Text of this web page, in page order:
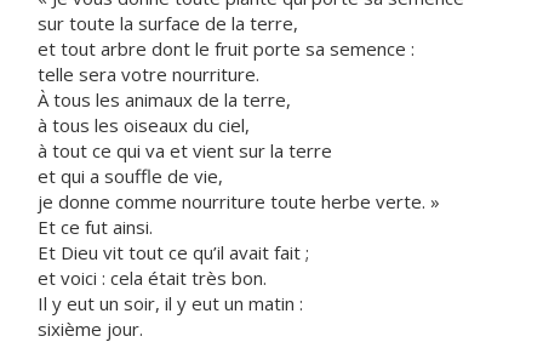
sur toute la surface de la terre,
et tout arbre dont le fruit porte sa semence :
telle sera votre nourriture.
À tous les animaux de la terre,
à tous les oiseaux du ciel,
à tout ce qui va et vient sur la terre
et qui a souffle de vie,
je donne comme nourriture toute herbe verte. »
Et ce fut ainsi.
Et Dieu vit tout ce qu’il avait fait ;
et voici : cela était très bon.
Il y eut un soir, il y eut un matin :
sixième jour.